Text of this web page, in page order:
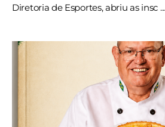
Diretoria de Esportes, abriu as insc ...